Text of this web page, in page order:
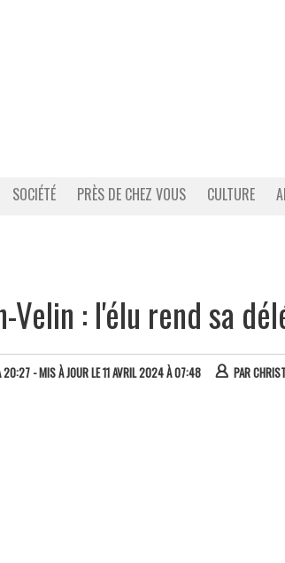
SOCIÉTÉ PRÈS DE CHEZ VOUS CULTURE
Velin : l'élu rend sa
20:27- MIS À JOUR LE 11 AVRIL 2024 À 07:48 PAR